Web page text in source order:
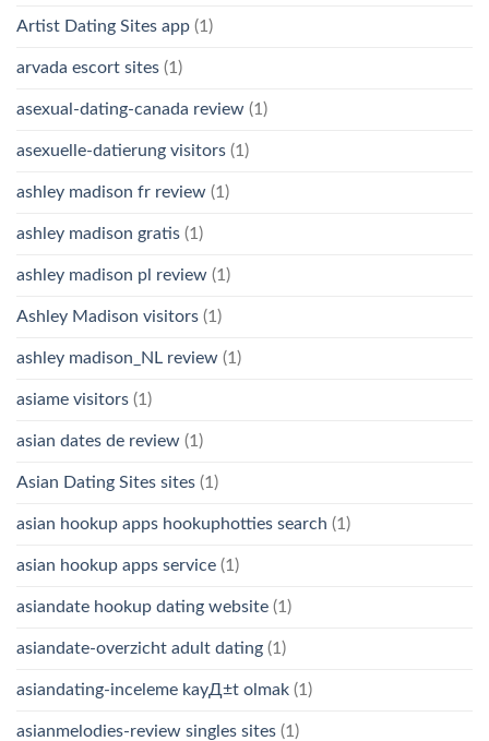
Artist Dating Sites app (1)
arvada escort sites (1)
asexual-dating-canada review (1)
asexuelle-datierung visitors (1)
ashley madison fr review (1)
ashley madison gratis (1)
ashley madison pl review (1)
Ashley Madison visitors (1)
ashley madison_NL review (1)
asiame visitors (1)
asian dates de review (1)
Asian Dating Sites sites (1)
asian hookup apps hookuphotties search (1)
asian hookup apps service (1)
asiandate hookup dating website (1)
asiandate-overzicht adult dating (1)
asiandating-inceleme kayД±t olmak (1)
asianmelodies-review singles sites (1)